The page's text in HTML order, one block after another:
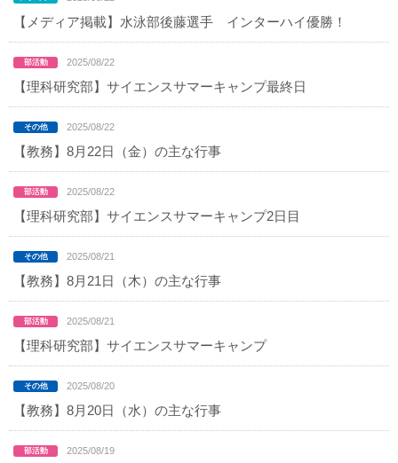
【メディア掲載】水泳部後藤選手 インターハイ優勝！
2025/08/22
【理科研究部】サイエンスサマーキャンプ最終日
2025/08/22
【教務】8月22日（金）の主な行事
2025/08/22
【理科研究部】サイエンスサマーキャンプ2日目
2025/08/21
【教務】8月21日（木）の主な行事
2025/08/21
【理科研究部】サイエンスサマーキャンプ
2025/08/20
【教務】8月20日（水）の主な行事
2025/08/19